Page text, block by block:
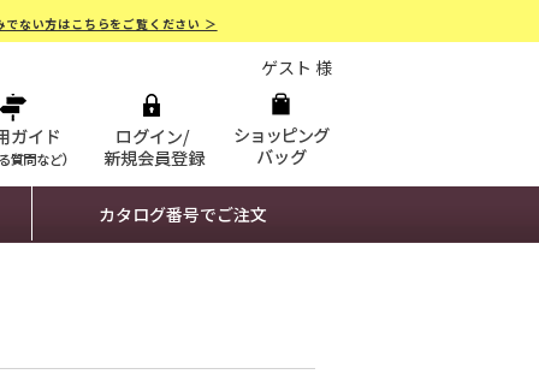
ない方はこちらをご覧ください ＞
ゲスト 様
カタログ番号でご注文